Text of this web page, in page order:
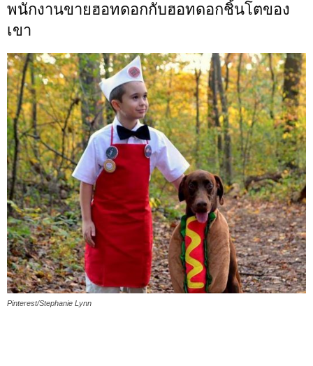
พนักงานขายฮอทดอกกับฮอทดอกชิ้นโตของ
เขา
Pinterest/Stephanie Lynn